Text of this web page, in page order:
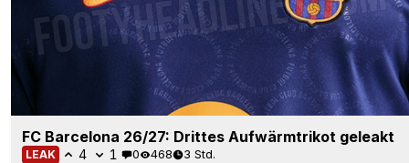
FC Barcelona 26/27: Drittes Aufwärmtrikot geleakt
LEAK 4 1 0 468 3 Std.